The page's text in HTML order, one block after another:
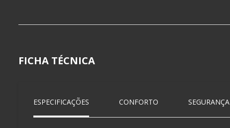
FICHA TÉCNICA
ESPECIFICAÇÕES CONFORTO SEGURANÇA